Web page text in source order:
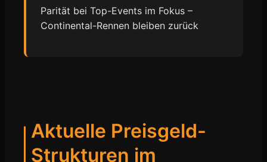
Parität bei Top-Events im Fokus –
Continental-Rennen bleiben zurück
Aktuelle Preisgeld-
Strukturen im